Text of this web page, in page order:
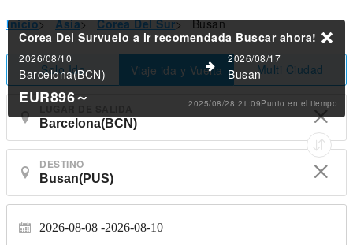
Inicio> Asia> Corea Del Sur> Busan
Solo Ida Viaje ida y Vuelta Multi Ciudad
DESTINO
2026-08-08 2026-08-10
Corea Del Survuelo a ir recomendada Buscar ahora!
2026/08/10
Barcelona(BCN)
2026/08/17
Busan
EUR896～ 2025/08/28 21:09Punto en el tiempo